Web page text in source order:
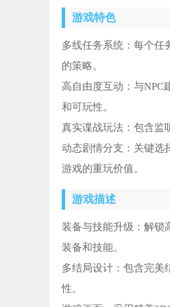
游戏特色
多线任务系统：每个任
的策略。
高自由度互动：与NPC
和可玩性。
真实谍战玩法：包含监
动态剧情分支：关键选
游戏的重玩价值。
游戏描述
装备与技能升级：解锁
装备和技能。
多结局设计：包含完美
性。